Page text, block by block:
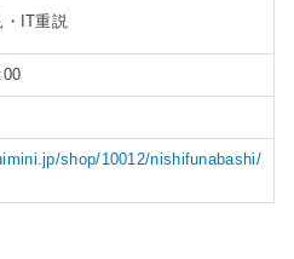
・IT重説
shop/10012/nishifunabashi/